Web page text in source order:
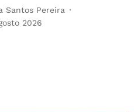
Santos Pereira
2026